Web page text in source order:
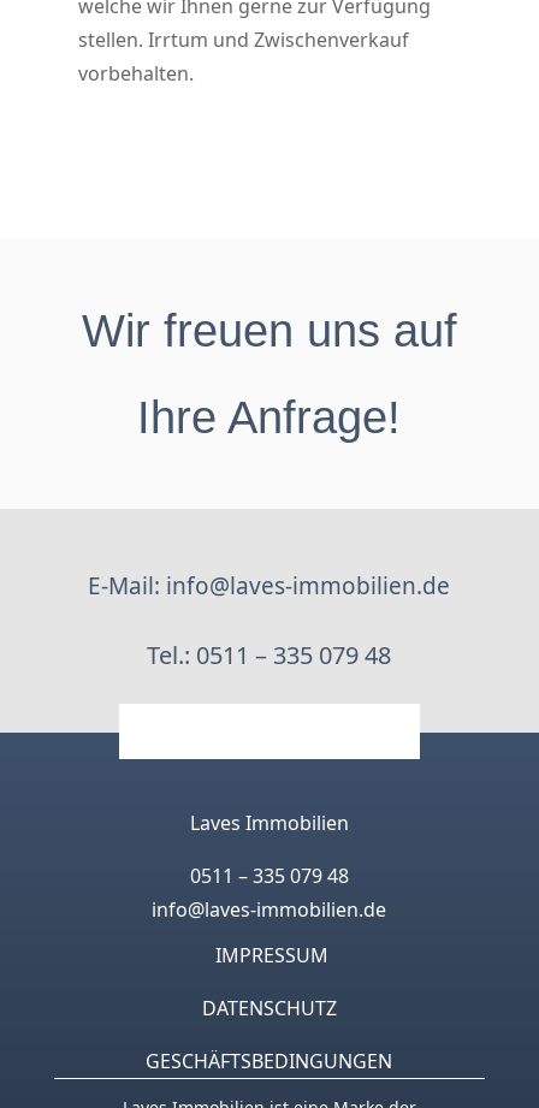
welche wir Ihnen gerne zur Verfügung
stellen. Irrtum und Zwischenverkauf
vorbehalten.
Wir freuen uns auf
Ihre Anfrage!
E-Mail: info@laves-immobilien.de
Tel.: 0511 – 335 079 48
Laves Immobilien
0511 – 335 079 48
info@laves-immobilien.de
IMPRESSUM
DATENSCHUTZ
GESCHÄFTSBEDINGUNGEN